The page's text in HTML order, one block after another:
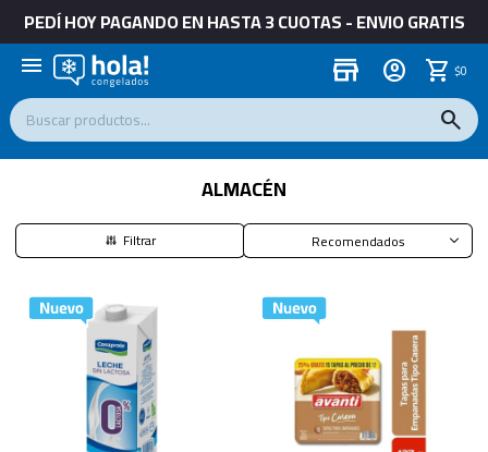
PEDÍ HOY PAGANDO EN HASTA 3 CUOTAS - ENVIO GRATIS
menu store $0
ALMACÉN
Recomendados